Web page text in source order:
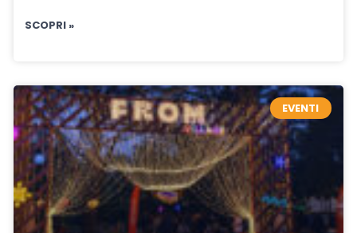
SCOPRI »
EVENTI